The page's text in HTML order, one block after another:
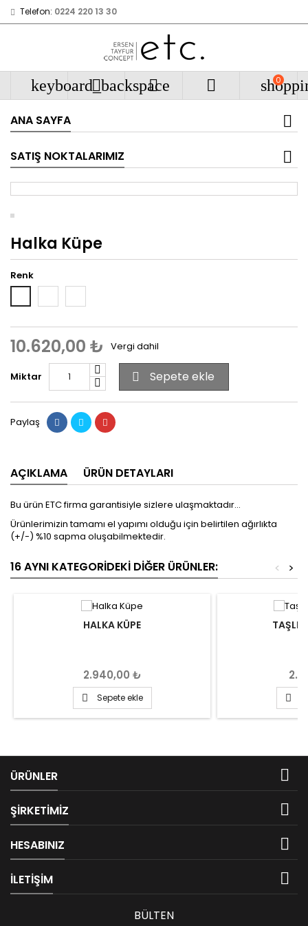
Telefon: 0224 220 13 30
keyboard_backspace
   0
ANA SAYFA
SATIŞ NOKTALARIMIZ
Halka Küpe
Renk
10.620,00 ₺ Vergi dahil
Miktar  Sepete ekle
Paylaş
AÇIKLAMA ÜRÜN DETAYLARI
Bu ürün ETC firma garantisiyle sizlere ulaşmaktadır...
Ürünlerimizin tamamı el yapımı olduğu için belirtilen ağırlıkta
(+/-) %10 sapma oluşabilmektedir.
16 AYNI KATEGORIDEKI DIĞER ÜRÜNLER: >
<
HALKA KÜPE
Fiyat
2.940,00 ₺
 Sepete ekle
TAŞLI

ÜRÜNLER 
ŞIRKETIMIZ 
HESABINIZ 
İLETIŞIM 
BÜLTEN